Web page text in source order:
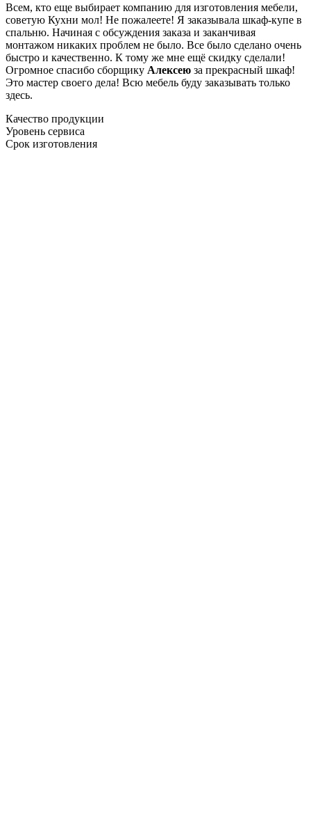
Всем, кто еще выбирает компанию для изготовления мебели,
советую Кухни мол! Не пожалеете! Я заказывала шкаф-купе в
спальню. Начиная с обсуждения заказа и заканчивая
монтажом никаких проблем не было. Все было сделано очень
быстро и качественно. К тому же мне ещё скидку сделали!
Огромное спасибо сборщику Алексею за прекрасный шкаф!
Это мастер своего дела! Всю мебель буду заказывать только
здесь.
Качество продукции
Уровень сервиса
Срок изготовления